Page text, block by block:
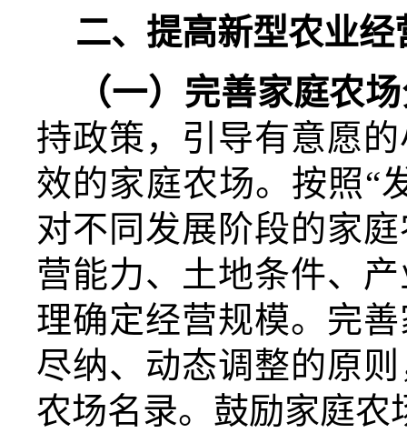
二、提高新型农业
（一） 完善家庭农
持政策，引导有意愿
效的家庭农场。按照“
对不同发展阶段的家
营能力、土地条件、
理确定经营规模。完
尽纳、动态调整的原
农场名录。鼓励家庭农